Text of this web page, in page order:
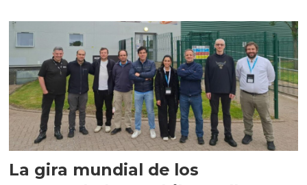
La gira mundial de los